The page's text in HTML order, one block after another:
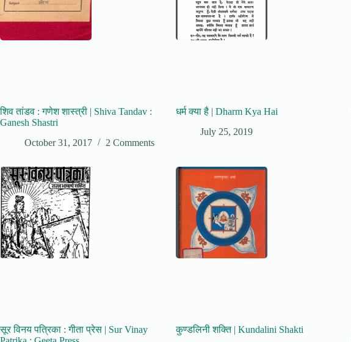
शिव तांडव : गणेश शास्त्री | Shiva Tandav :
Ganesh Shastri
October 31, 2017
2 Comments
धर्म क्या है | Dharm Kya Hai
July 25, 2019
सूर विनय पत्रिका : गीता प्रेस | Sur Vinay
कुण्डलिनी शक्ति | Kundalini Shakti